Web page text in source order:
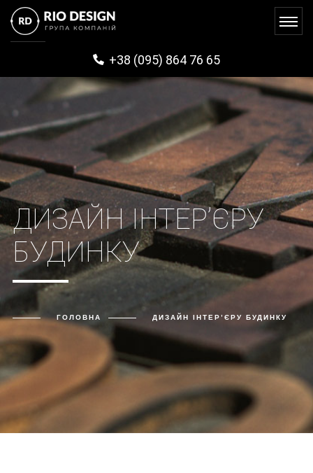
+38 (095) 864 76 65
ДИЗАЙН ІНТЕР’ЄРУ
БУДИНКУ
ГОЛОВНА ДИЗАЙН ІНТЕР’ЄРУ БУДИНКУ